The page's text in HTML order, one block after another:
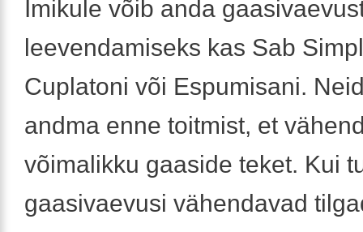
Imikule võib anda
leevendamiseks kas Sab
Cuplatoni või Espumisani.
andma enne toitmist, et
võimalikku gaaside teket. Kui
gaasivaevusi vähendavad